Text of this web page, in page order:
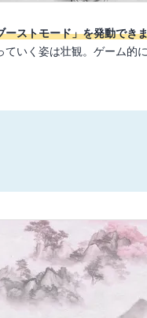
ーストモード」を発動でき
いく姿は壮観。ゲーム的